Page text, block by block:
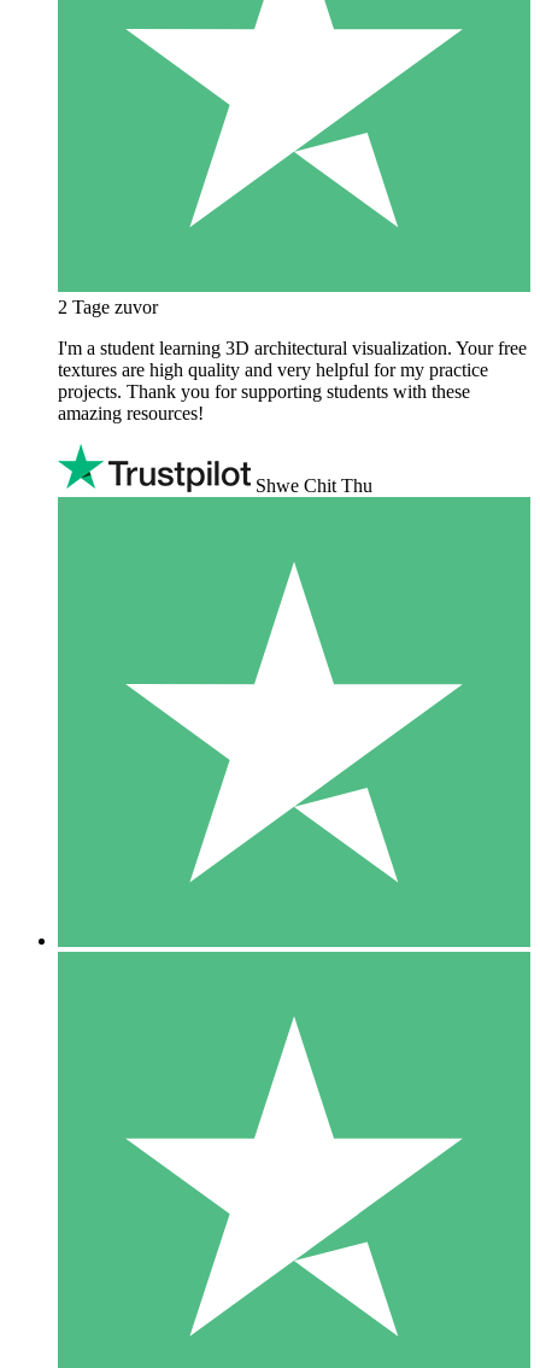
2 Tage zuvor
I'm a student learning 3D architectural visualization. Your free
textures are high quality and very helpful for my practice
projects. Thank you for supporting students with these
amazing resources!
Shwe Chit Thu